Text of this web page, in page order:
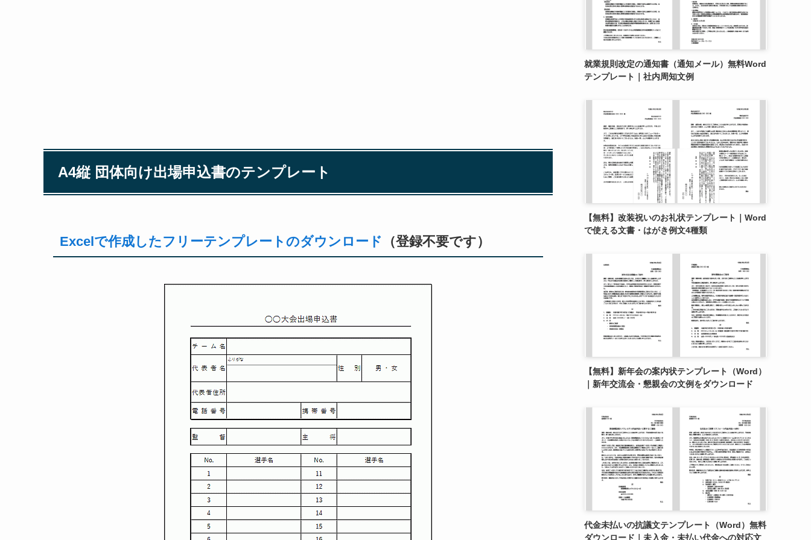
A4縦 団体向け出場申込書のテンプレート
Excelで作成したフリーテンプレートのダウンロード （登録不要です）
就業規則改定の通知書（通知メール）無料Word
テンプレート｜社内周知文例
【無料】改装祝いのお礼状テンプレート｜Word
で使える文書・はがき例文4種類
【無料】新年会の案内状テンプレート（Word）
｜新年交流会・懇親会の文例をダウンロード
代金未払いの抗議文テンプレート（Word）無料
ダウンロード｜未入金・未払い代金への対応文